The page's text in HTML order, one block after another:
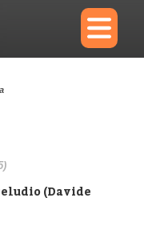
×
(Davide